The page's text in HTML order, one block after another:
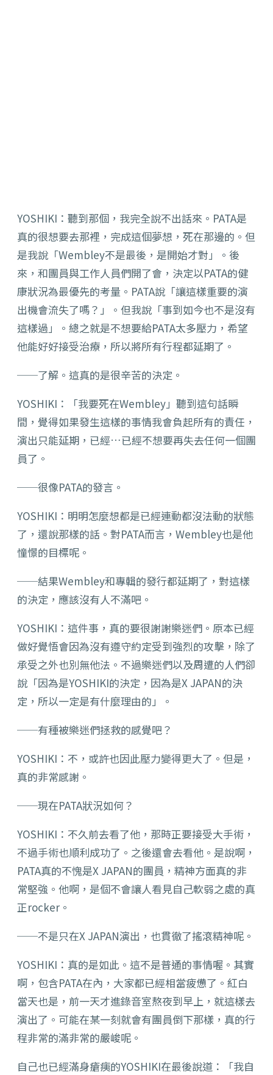
YOSHIKI：聽到那個，我完全說不出話來。PATA是
真的很想要去那裡，完成這個夢想，死在那邊的。但
是我說「Wembley不是最後，是開始才對」。後
來，和團員與工作人員們開了會，決定以PATA的健
康狀況為最優先的考量。PATA說「讓這樣重要的演
出機會流失了嗎？」。但我說「事到如今也不是沒有
這樣過」。總之就是不想要給PATA太多壓力，希望
他能好好接受治療，所以將所有行程都延期了。
──了解。這真的是很辛苦的決定。
YOSHIKI：「我要死在Wembley」聽到這句話瞬
間，覺得如果發生這樣的事情我會負起所有的責任，
演出只能延期，已經…已經不想要再失去任何一個團
員了。
──很像PATA的發言。
YOSHIKI：明明怎麼想都是已經連動都沒法動的狀態
了，還說那樣的話。對PATA而言，Wembley也是他
憧憬的目標呢。
──結果Wembley和專輯的發行都延期了，對這樣
的決定，應該沒有人不滿吧。
YOSHIKI：這件事，真的要很謝謝樂迷們。原本已經
做好覺悟會因為沒有遵守約定受到強烈的攻擊，除了
承受之外也別無他法。不過樂迷們以及周遭的人們卻
說「因為是YOSHIKI的決定，因為是X JAPAN的決
定，所以一定是有什麼理由的」。
──有種被樂迷們拯救的感覺吧？
YOSHIKI：不，或許也因此壓力變得更大了。但是，
真的非常感謝。
──現在PATA狀況如何？
YOSHIKI：不久前去看了他，那時正要接受大手術，
不過手術也順利成功了。之後還會去看他。是說啊，
PATA真的不愧是X JAPAN的團員，精神方面真的非
常堅強。他啊，是個不會讓人看見自己軟弱之處的真
正rocker。
──不是只在X JAPAN演出，也貫徹了搖滾精神呢。
YOSHIKI：真的是如此。這不是普通的事情喔。其實
啊，包含PATA在內，大家都已經相當疲憊了。紅白
當天也是，前一天才進錄音室熬夜到早上，就這樣去
演出了。可能在某一刻就會有團員倒下那樣，真的行
程非常的滿非常的嚴峻呢。
自己也已經滿身瘡痍的YOSHIKI在最後說道：「我自